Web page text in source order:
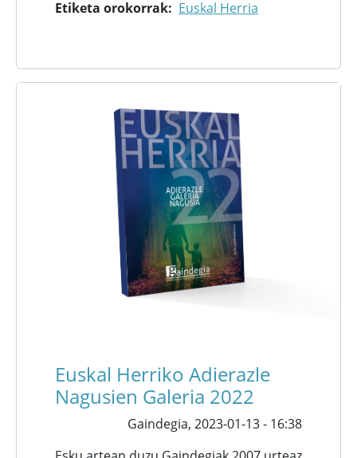
Etiketa orokorrak Euskal Herria
Euskal Herriko Adierazle
Nagusien Galeria 2022
Gaindegia, 2023-01-13 - 16:38